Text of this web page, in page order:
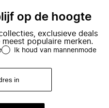
op de hoogte
exclusieve deals
populaire merken.
Ik houd van mannenmode